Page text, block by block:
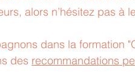
alors n’hésitez pas à
dans la formation
des recommandations